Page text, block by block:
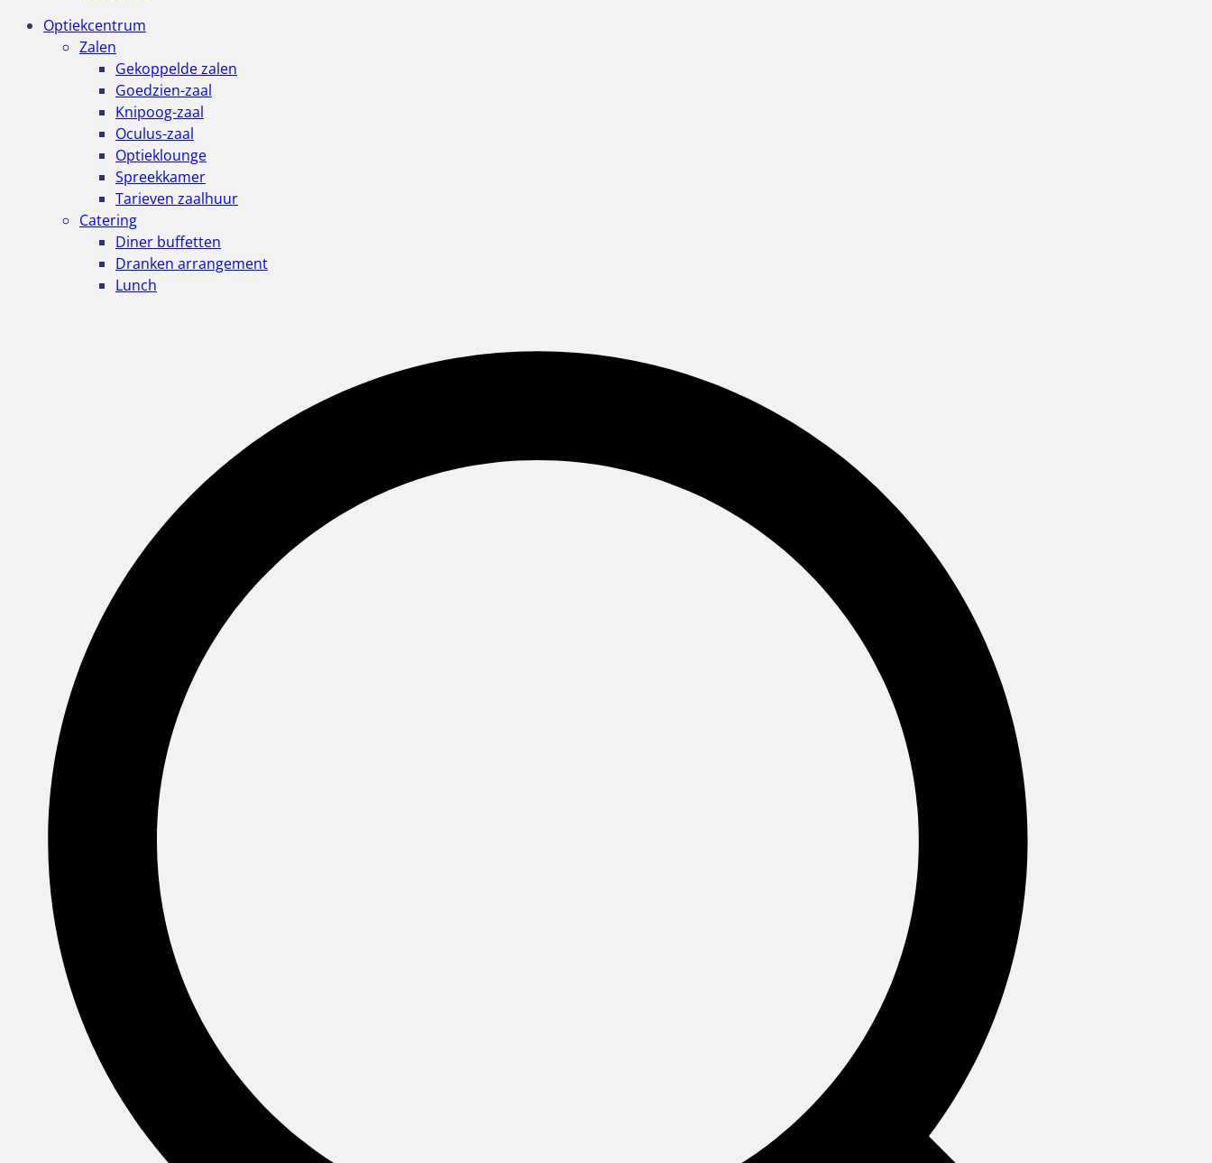
Optiekcentrum
Zalen
Gekoppelde zalen
Goedzien-zaal
Knipoog-zaal
Oculus-zaal
Optieklounge
Spreekkamer
Tarieven zaalhuur
Catering
Diner buffetten
Dranken arrangement
Lunch